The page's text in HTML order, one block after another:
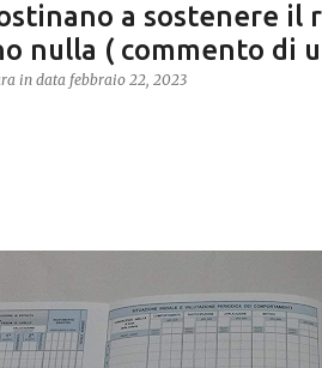
a sostenere il
nulla ( commento di
in data febbraio 22, 2023